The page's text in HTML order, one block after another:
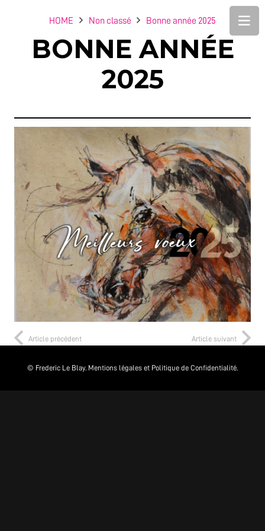
HOME Non classé Bonne année 2025
BONNE ANNÉE
2025
Article précédent Article suivant
© Frederic Le Blay. Mentions légales et Politique de Confidentialité.